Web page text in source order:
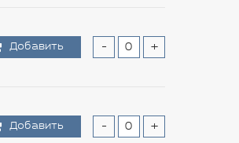
Добавить - +
Добавить - +